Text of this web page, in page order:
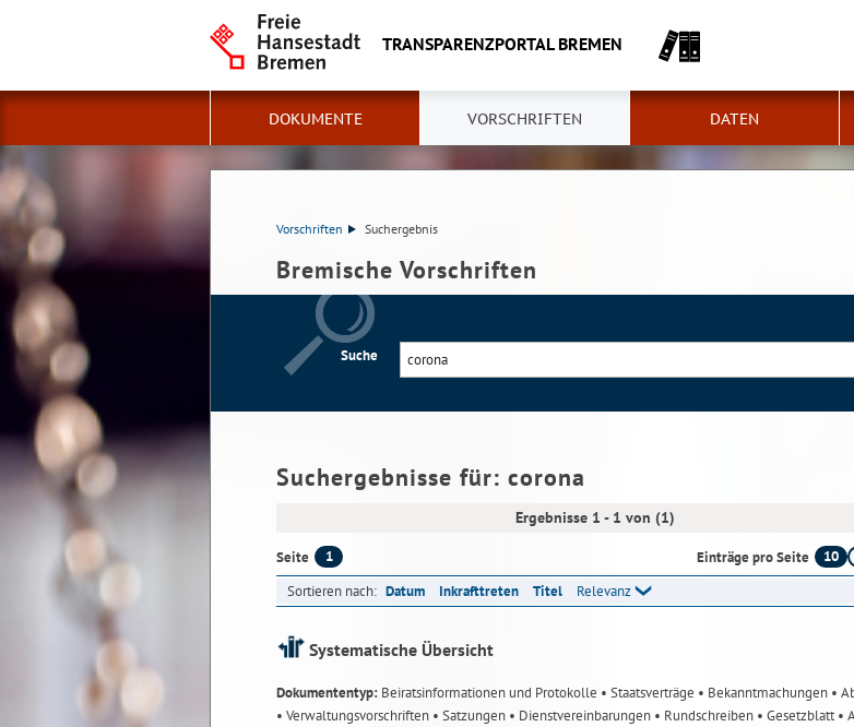
TRANSPARENZPORTAL BREMEN
DOKUMENTE VORSCHRIFTEN DATEN
Vorschriften Suchergebnis
Bremische Vorschriften
Suche
Suchergebnisse für: corona
Ergebnisse 1 - 1 von (1)
Seite 1 Einträge pro Seite 10
Sortieren nach: Datum Inkrafttreten Titel Relevanz
Systematische Übersicht
Dokumententyp: Beiratsinformationen und Protokolle • Staatsverträge • Bekanntmachungen •
• Verwaltungsvorschriften • Satzungen • Dienstvereinbarungen • Rundschreiben • Gesetzblatt•